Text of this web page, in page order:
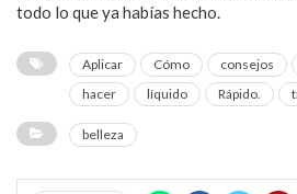
todo lo que ya habías hecho.
Aplicar Cómo consejos
hacer
líquido Rápido.
belleza